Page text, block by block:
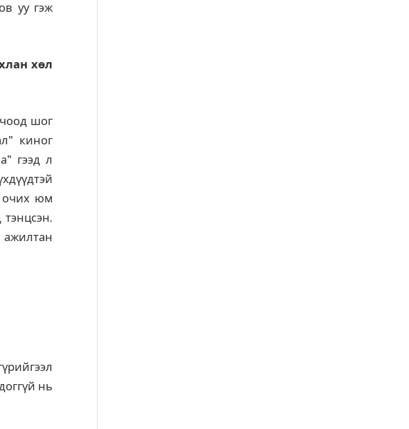
уу гэж
хөл
шог
киног
гээд л
очих юм
ажилтан
нь